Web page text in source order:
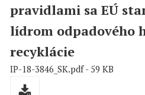
pravidlami sa EÚ
lídrom odpadového
recyklácie
IP-18-3846_SK.pdf - 59 KB